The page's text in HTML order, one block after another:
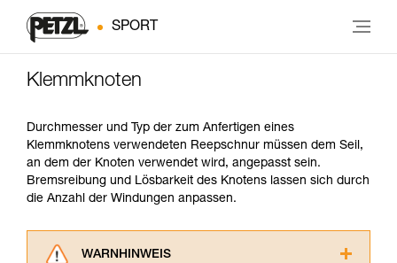
SPORT
Klemmknoten
Durchmesser und Typ der zum Anfertigen eines
Klemmknotens verwendeten Reepschnur müssen dem Seil,
an dem der Knoten verwendet wird, angepasst sein.
Bremsreibung und Lösbarkeit des Knotens lassen sich durch
die Anzahl der Windungen anpassen.
WARNHINWEIS